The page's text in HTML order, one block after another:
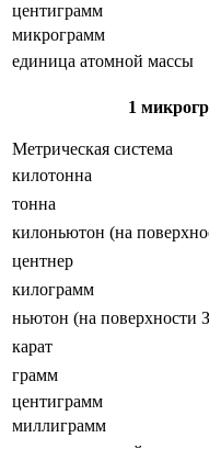
центиграмм
микрограмм
единица атомной массы
1
Метрическая система
килотонна
тонна
килоньютон (на
центнер
килограмм
ньютон (на поверхности
карат
грамм
центиграмм
миллиграмм